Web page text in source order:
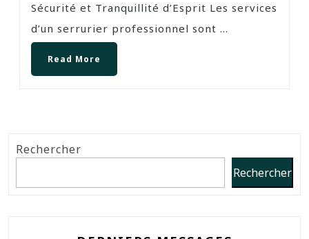
Sécurité et Tranquillité d’Esprit Les services
d’un serrurier professionnel sont ...
Read More
Rechercher
Rechercher